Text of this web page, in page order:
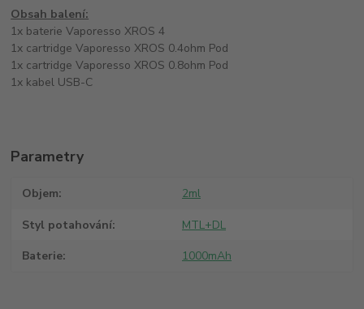
Obsah balení:
1x baterie Vaporesso XROS 4
1x cartridge Vaporesso XROS 0.4ohm Pod
1x cartridge Vaporesso XROS 0.8ohm Pod
1x kabel USB-C
Parametry
Objem 2ml
Styl potahování MTL+DL
Baterie 1000mAh